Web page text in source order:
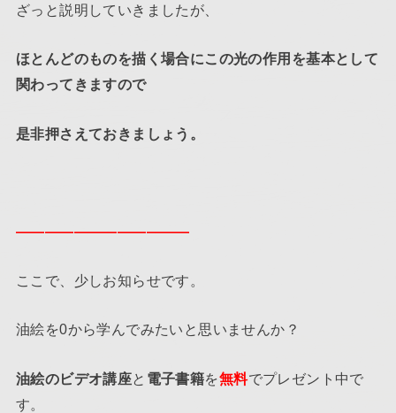
ざっと説明していきましたが、
ほとんどのものを描く場合にこの光の作用を基本として
関わってきますので
是非押さえておきましょう。
————————————
ここで、少しお知らせです。
油絵を0から学んでみたいと思いませんか？
油絵のビデオ講座と 電子書籍を無料でプレゼント中で
す。